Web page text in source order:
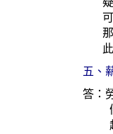
五、
答：